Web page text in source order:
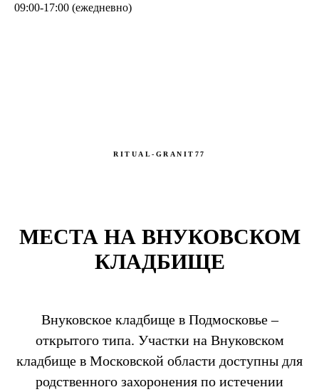
09:00-17:00 (ежедневно)
RITUAL-GRANIT77
МЕСТА НА ВНУКОВСКОМ
КЛАДБИЩЕ
Внуковское кладбище в Подмосковье –
открытого типа. Участки на Внуковском
кладбище в Московской области доступны для
родственного захоронения по истечении